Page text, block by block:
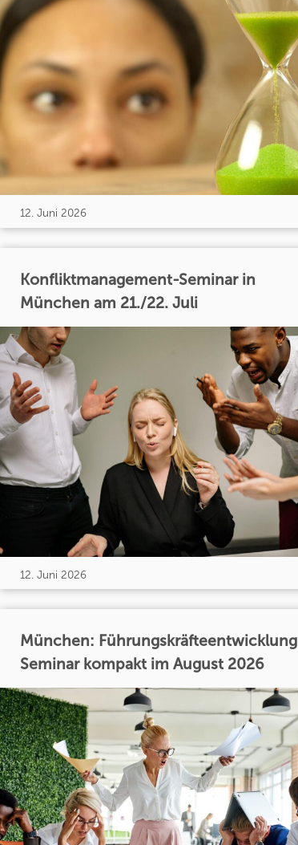
12. Juni 2026
Konfliktmanagement-Seminar in
München am 21./22. Juli
12. Juni 2026
München: Führungskräfteentwicklung
Seminar kompakt im August 2026